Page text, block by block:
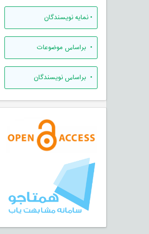
•نمایه نویسندگان
• براساس موضوعات
• براساس نویسندگان